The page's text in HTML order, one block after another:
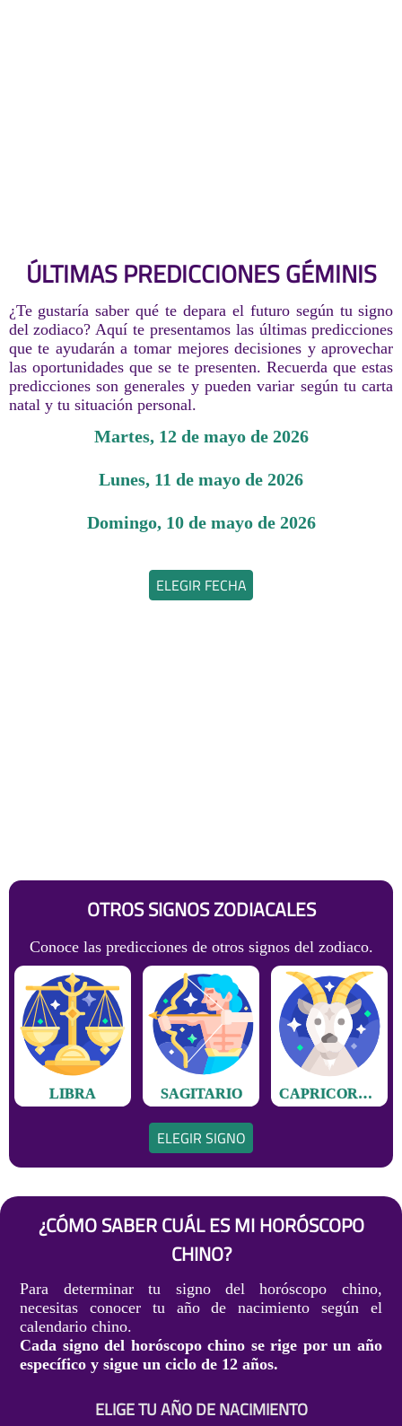
ÚLTIMAS PREDICCIONES GÉMINIS
¿Te gustaría saber qué te depara el futuro según tu signo
del zodiaco? Aquí te presentamos las últimas predicciones
que te ayudarán a tomar mejores decisiones y aprovechar
las oportunidades que se te presenten. Recuerda que estas
predicciones son generales y pueden variar según tu carta
natal y tu situación personal.
martes, 12 de mayo de 2026
lunes, 11 de mayo de 2026
domingo, 10 de mayo de 2026
ELEGIR FECHA
OTROS SIGNOS ZODIACALES
Conoce las predicciones de otros signos del zodiaco.
LIBRA SAGITARIO CAPRICORNIO
ELEGIR SIGNO
¿CÓMO SABER CUÁL ES MI HORÓSCOPO
CHINO?
Para determinar tu signo del horóscopo chino,
necesitas conocer tu año de nacimiento según el
calendario chino.
Cada signo del horóscopo chino se rige por un año
específico y sigue un ciclo de 12 años.
ELIGE TU AÑO DE NACIMIENTO